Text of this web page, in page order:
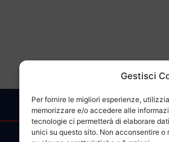
Gestisci
Per fornire le migliori esperienze,
memorizzare e/o accedere alle
tecnologie ci permetterà di elaborare
unici su questo sito. Non acconsentire